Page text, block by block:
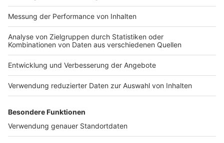
Impressum
Nutzungsbedingungen
Jobs
Presse
Werben
Archiv
ANTENNE BAYERN GROUP
Kontakt
Studio-Hotline
Verkehrs-Hotline
Newsletter